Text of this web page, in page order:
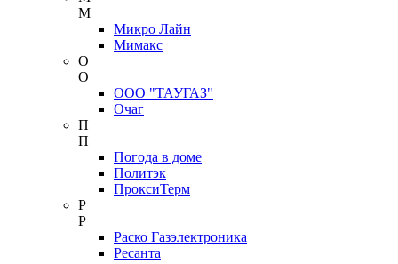
М
Микро Лайн
Мимакс
О
О
ООО "ТАУГАЗ"
Очаг
П
П
Погода в доме
Политэк
ПроксиТерм
Р
Р
Раско Газэлектроника
Ресанта